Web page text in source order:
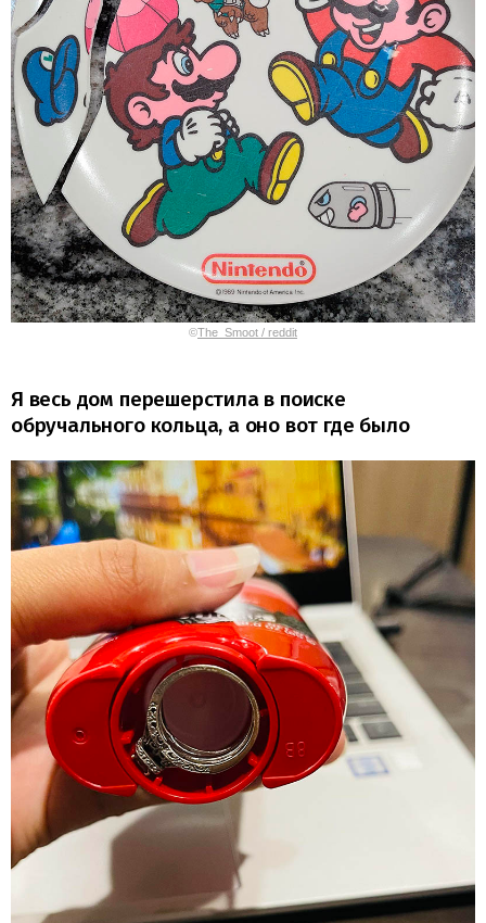
©The_Smoot / reddit
Я весь дом перешерстила в поиске
обручального кольца, а оно вот где было